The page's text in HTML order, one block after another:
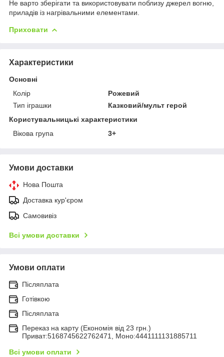
Не варто зберігати та використовувати поблизу джерел вогню,
приладів із нагрівальними елементами.
Приховати
Характеристики
Основні
Колір
Рожевий
Тип іграшки
Казковий/мульт герой
Користувальницькі характеристики
Вікова група
3+
Умови доставки
Нова Пошта
Доставка кур'єром
Самовивіз
Всі умови доставки
Умови оплати
Післяплата
Готівкою
Післяплата
Переказ на карту (Економія від 23 грн.)
Приват:5168745622762471, Моно:4441111131885711
Всі умови оплати